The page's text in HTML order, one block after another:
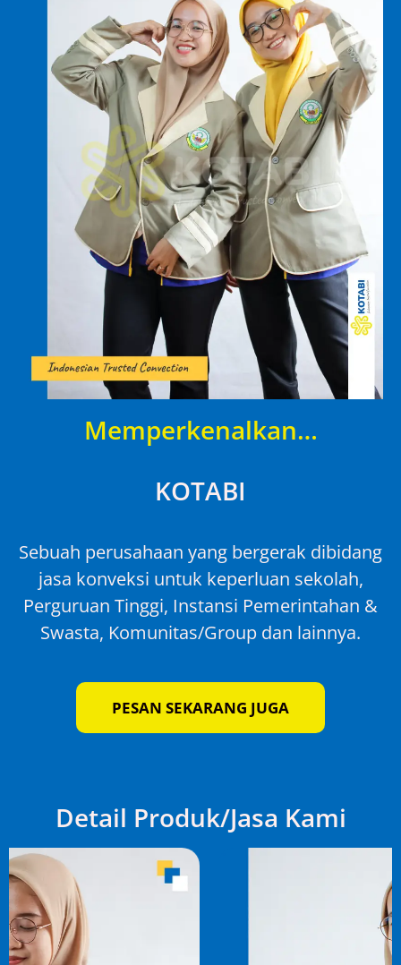
Memperkenalkan…
KOTABI
Sebuah perusahaan yang bergerak dibidang
jasa konveksi untuk keperluan sekolah,
Perguruan Tinggi, Instansi Pemerintahan &
Swasta, Komunitas/Group dan lainnya.
PESAN SEKARANG JUGA
Detail Produk/Jasa Kami